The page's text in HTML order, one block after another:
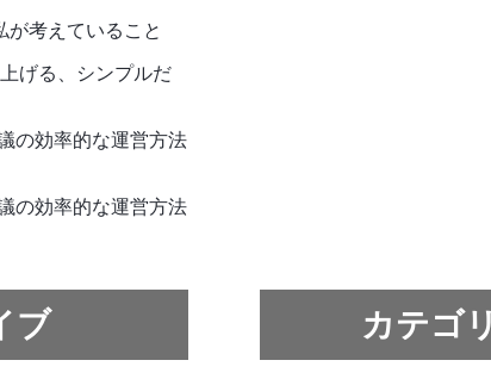
考えていること
げる、シンプルだ
の効率的な運営方法
の効率的な運営方法
ブ カテゴ